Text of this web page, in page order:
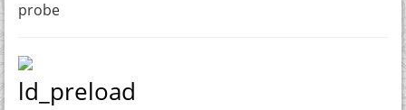
probe
ld_preload